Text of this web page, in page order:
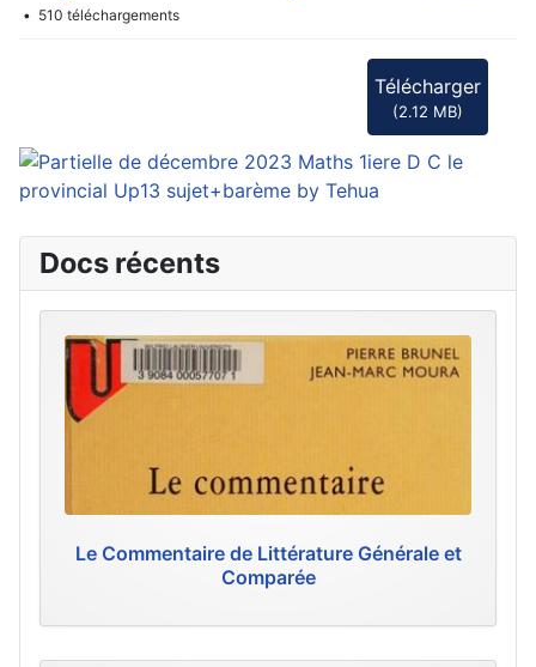
510 téléchargements
Télécharger
(2.12 MB)
Docs récents
Le Commentaire de Littérature Générale et
Comparée